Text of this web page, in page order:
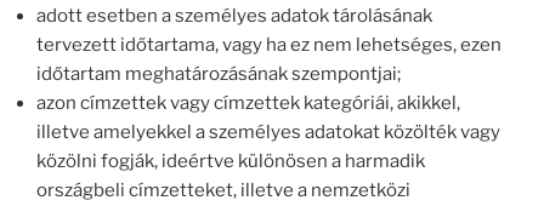
adott esetben a személyes adatok tárolásának
tervezett időtartama, vagy ha ez nem lehetséges, ezen
időtartam meghatározásának szempontjai;
azon címzettek vagy címzettek kategóriái, akikkel,
illetve amelyekkel a személyes adatokat közölték vagy
közölni fogják, ideértve különösen a harmadik
országbeli címzetteket, illetve a nemzetközi